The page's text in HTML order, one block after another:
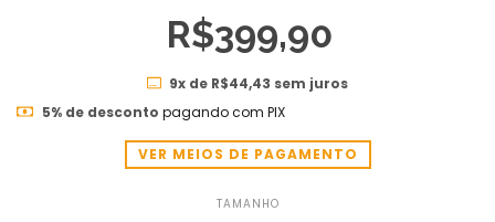
R$399,90
9x de R$44,43 sem juros
5% de desconto pagando com PIX
VER MEIOS DE PAGAMENTO
TAMANHO